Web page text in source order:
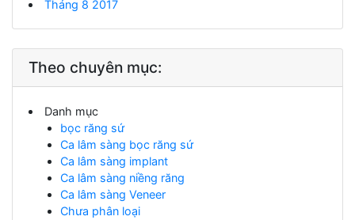
Tháng 8 2017
Theo chuyên mục:
Danh mục
bọc răng sứ
Ca lâm sàng bọc răng sứ
Ca lâm sàng implant
Ca lâm sàng niềng răng
Ca lâm sàng Veneer
Chưa phân loại